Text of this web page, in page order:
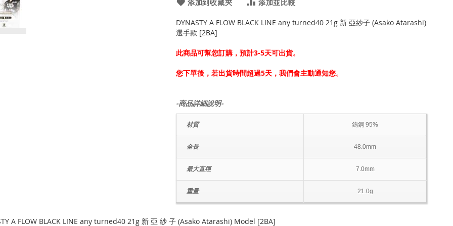
添加到收藏夾 添加並比較
DYNASTY A FLOW BLACK LINE any turned40 21g 新 亞紗子 (Asako Atarashi)
選手款 [2BA]
此商品可幫您訂購，預計3-5天可出貨。
您下單後，若出貨時間超過5天，我們會主動通知您。
-商品詳細說明-
材質 鎢鋼 95%
全長 48.0mm
最大直徑 7.0mm
重量 21.0g
A FLOW BLACK LINE any turned40 21g 新 亞 紗 子 (Asako Atarashi) Model [2BA]